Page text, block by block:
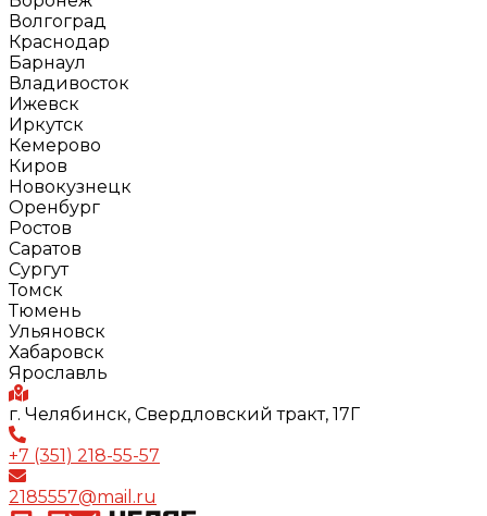
Волгоград
Краснодар
Барнаул
Владивосток
Ижевск
Иркутск
Кемерово
Киров
Новокузнецк
Оренбург
Ростов
Саратов
Сургут
Томск
Тюмень
Ульяновск
Хабаровск
Ярославль
г. Челябинск, Свердловский тракт, 17Г
+7 (351) 218-55-57
2185557@mail.ru